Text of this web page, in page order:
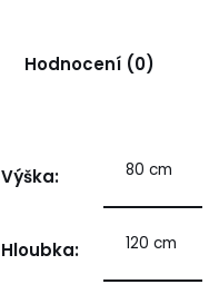
Hodnocení (0)
Výška: 80 cm
Hloubka: 120 cm